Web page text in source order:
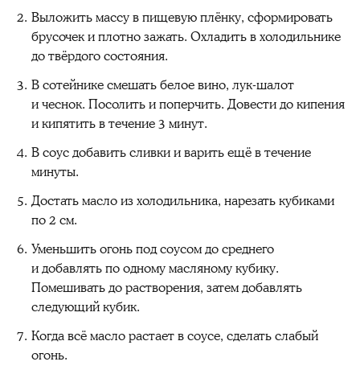
Выложить массу в пищевую плёнку, сформировать
брусочек и плотно зажать. Охладить в холодильнике
до твёрдого состояния.
В сотейнике смешать белое вино, лук-шалот
и чеснок. Посолить и поперчить. Довести до кипения
и кипятить в течение 3 минут.
В соус добавить сливки и варить ещё в течение
минуты.
Достать масло из холодильника, нарезать кубиками
по 2 см.
Уменьшить огонь под соусом до среднего
и добавлять по одному масляному кубику.
Помешивать до растворения, затем добавлять
следующий кубик.
Когда всё масло растает в соусе, сделать слабый
огонь.